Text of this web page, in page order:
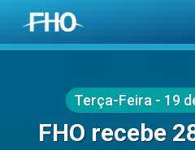
Terça-Feira - 19
FHO recebe